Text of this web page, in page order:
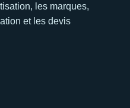
les marques,
et les devis